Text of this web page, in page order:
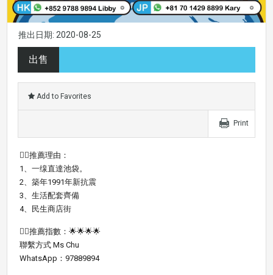
推出日期: 2020-08-25
出售
Add to Favorites
Print
👍🏼推薦理由：
1、一缐直達池袋。
2、築年1991年新抗震
3、生活配套齊備
4、民生商店街
👍🏻推薦指數：🌟🌟🌟🌟
聯繫方式 Ms Chu
WhatsApp：97889894